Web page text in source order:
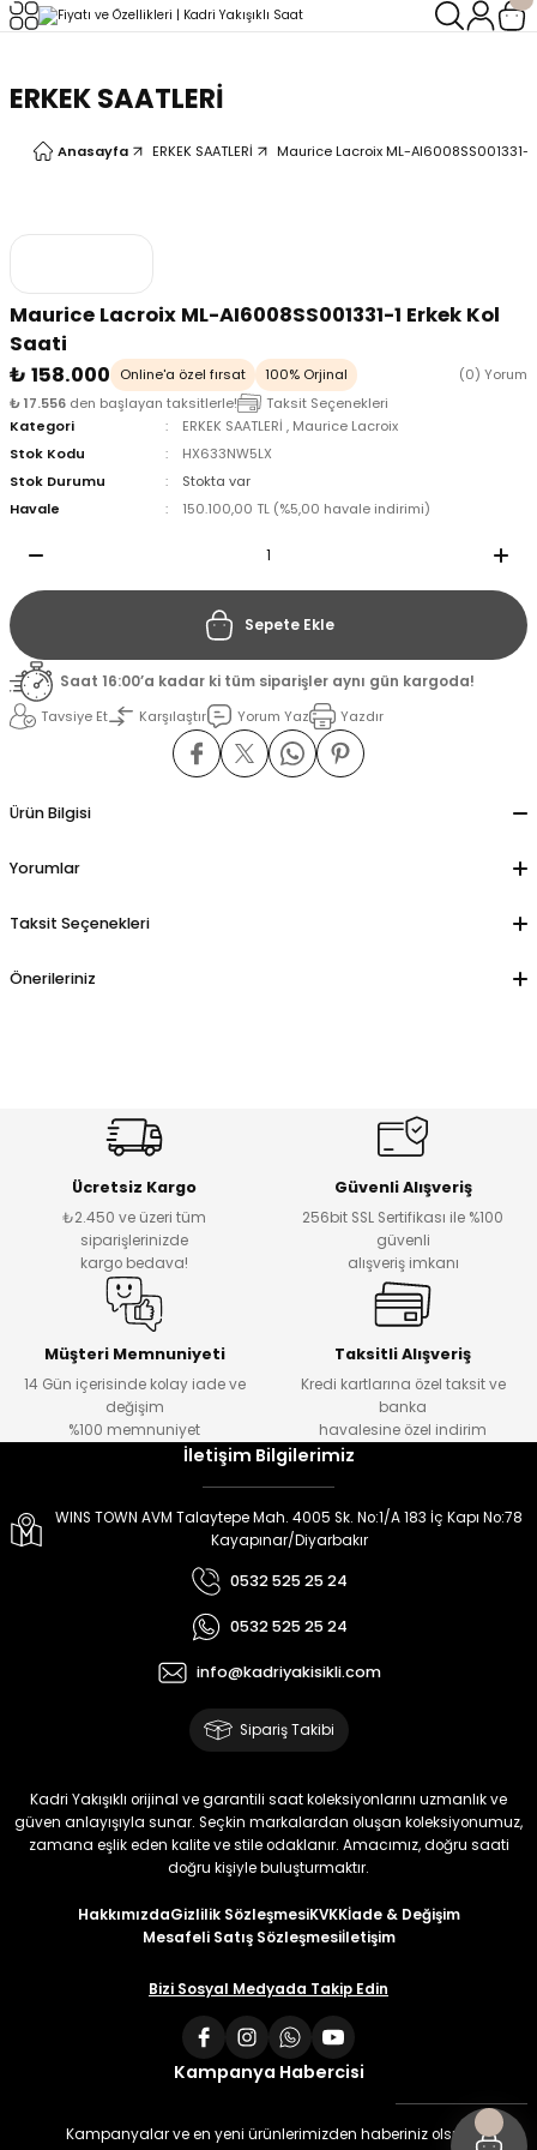
ERKEK SAATLERİ
Anasayfa ERKEK SAATLERİ Maurice Lacroix ML-AI6008SS001331-
Maurice Lacroix ML-AI6008SS001331-1 Erkek Kol
Saati
₺ 158.000
Online'a özel fırsat 100% Orjinal
(0) Yorum
₺ 17.556 den başlayan taksitlerle!
Taksit Seçenekleri
Kategori
ERKEK SAATLERİ , Maurice Lacroix
Stok Kodu
HX633NW5LX
Stok Durumu
Stokta var
Havale
150.100,00 TL (%5,00 havale indirimi)
Sepete Ekle
Saat 16:00’a kadar ki tüm siparişler aynı gün kargoda!
Tavsiye Et
Karşılaştır Yorum Yaz Yazdır
Ürün Bilgisi
Yorumlar
Taksit Seçenekleri
Önerileriniz
Ücretsiz Kargo
₺2.450 ve üzeri tüm
siparişlerinizde
kargo bedava!
Güvenli Alışveriş
256bit SSL Sertifikası ile %100
güvenli
alışveriş imkanı
Müşteri Memnuniyeti
14 Gün içerisinde kolay iade ve
değişim
%100 memnuniyet
Taksitli Alışveriş
Kredi kartlarına özel taksit ve
banka
havalesine özel indirim
İletişim Bilgilerimiz
WINS TOWN AVM Talaytepe Mah. 4005 Sk. No:1/A 183 İç Kapı No:78
Kayapınar/Diyarbakır
0532 525 25 24
0532 525 25 24
info@kadriyakisikli.com
Sipariş Takibi
Kadri Yakışıklı orijinal ve garantili saat koleksiyonlarını uzmanlık ve
güven anlayışıyla sunar. Seçkin markalardan oluşan koleksiyonumuz,
zamana eşlik eden kalite ve stile odaklanır. Amacımız, doğru saati
doğru kişiyle buluşturmaktır.
HakkımızdaGizlilik SözleşmesiKVKKİade & Değişim
Mesafeli Satış Sözleşmesiİletişim
Bizi Sosyal Medyada Takip Edin
Kampanya Habercisi
Kampanyalar ve en yeni ürünlerimizden haberiniz olsun
Geri Dön
Geri Dön